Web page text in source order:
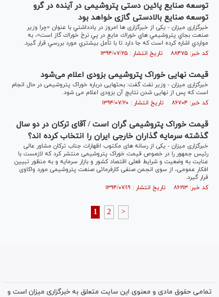
توسعه صنایع پائین دستی پتروشیمی در آینده در گرو
توسعه صنایع بالادستی گازی خواهد بود
خبرگزاری میزان - یکی از خبرگزاری ها امروز در يادداشتي با عنوان «چرا وزير
صنعت بجاي پتروشيمي هاي خوراك مايع در پي نرخ خوراك گاز است»، به
مواردي اشاره کرده است كه جا دارد تا با تأمل بيشتري مورد بررسي قرار گيرد.
کد خبر: ۸۸۴۷۵ تاریخ انتشار : ۱۳۹۴/۰۷/۲۵
قیمت نهایی خوراک پتروشیمی بزودی اعلام می‌شود
خبرگزاری میزان - وزیر نفت گفت: بحثهایی درباره خوراک پتروشیمی در حال انجام
است که پس از نهایی شدن نتایج آن بزودی اعلام می شود.
کد خبر: ۸۶۷۰۴ تاریخ انتشار : ۱۳۹۴/۰۷/۲۰
قیمت خوراک پتروشیمی گران است / آقای ترکان در دو سال
گذشته سرمایه گذاران خارجی ایران را انتخاب کرده اند؟
خبرگزاری میزان - یکی از رسانه های مکتوب اظهارات جناب ترکان مشاور عالی
رئیس جمهور را در خصوص قیمت خوراک پتروشیمی منتشر کرد که لازمست با
عنایت به وضعیت و شرایط فعلی اقتصاد کشور و بازار سرمایه و به منظور تبیین
افکار عمومی، از سوی انجمن صنفی کارفرمائی صنعت پتروشیمی مورد واکاوی
قرار گیرد.
کد خبر: ۸۶۲۱۳ تاریخ انتشار : ۱۳۹۴/۰۷/۱۹
1 2 >
تمامی حقوق مادی و معنوی این سایت متعلق به خبرگزاری میزان است و